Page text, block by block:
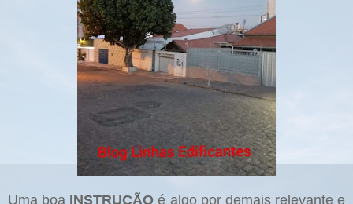
Uma boa INSTRUÇÃO é algo por demais relevante e